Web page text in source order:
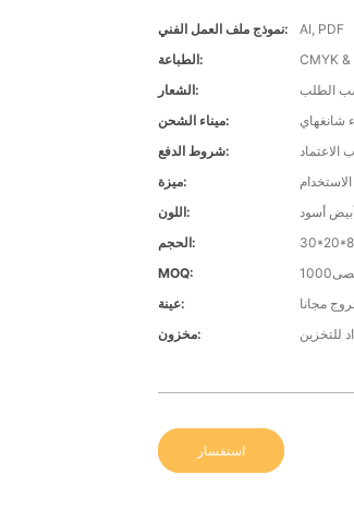
نموذج ملف العمل الفني:
AI, PDF
الطباعة:
الشعار:
الطلب
ميناء الشحن:
شانغهاي
شروط الدفع:
ميزة:
الاستخدام
اللون:
أسود
الحجم:
MOQ:
عينة:
مجانا
مخزون:
للتخزين
استفسار